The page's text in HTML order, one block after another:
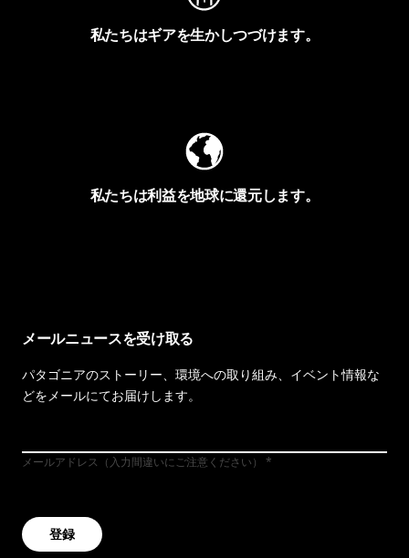
私たちはギアを生かしつづけます。
私たちは利益を地球に還元します。
メールニュースを受け取る
パタゴニアのストーリー、環境への取り組み、イベント情報な
どをメールにてお届けします。
メールアドレス（入力間違いにご注意ください）
登録